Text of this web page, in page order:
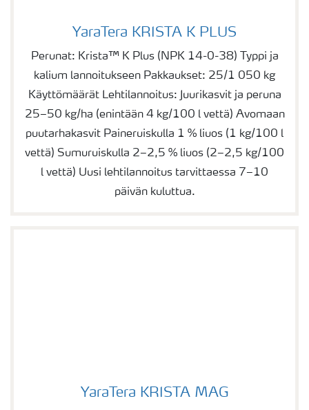
YaraTera KRISTA K PLUS
Perunat: Krista™ K Plus (NPK 14-0-38) Typpi ja
kalium lannoitukseen Pakkaukset: 25/1 050 kg
Käyttömäärät Lehtilannoitus: Juurikasvit ja peruna
25–50 kg/ha (enintään 4 kg/100 l vettä) Avomaan
puutarhakasvit Paineruiskulla 1 % liuos (1 kg/100 l
vettä) Sumuruiskulla 2–2,5 % liuos (2–2,5 kg/100
l vettä) Uusi lehtilannoitus tarvittaessa 7–10
päivän kuluttua.
YaraTera KRISTA MAG